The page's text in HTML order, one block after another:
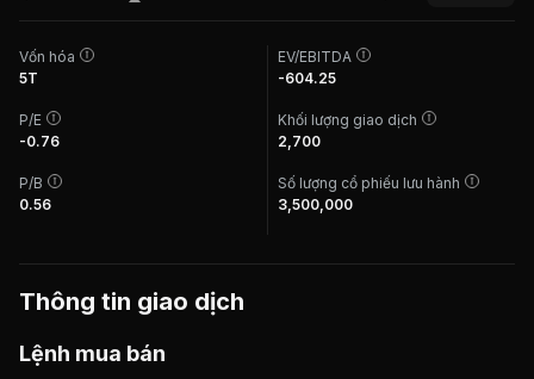
Vốn hóa
5T
P/E
-0.76
P/B
0.56
EV/EBITDA
-604.25
Khối lượng giao dịch
2,700
Số lượng cổ phiếu lưu hành
3,500,000
Thông tin giao dịch
Lệnh mua bán